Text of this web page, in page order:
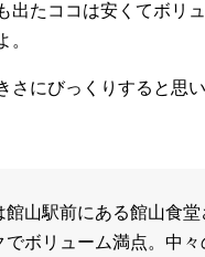
出たココは安くてボリ
。
さにびっくりすると思い
館山駅前にある館山食堂
でボリューム満点。中